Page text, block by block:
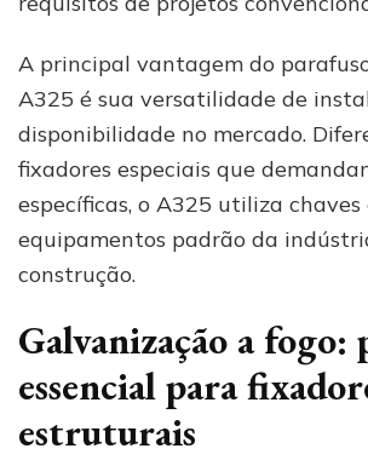
A principal vantagem do
A325 é sua versatilidade de
disponibilidade no mercado.
fixadores especiais que
específicas, o A325 utiliza chaves
equipamentos padrão da
construção.
Galvanização a fogo:
essencial para
estruturais